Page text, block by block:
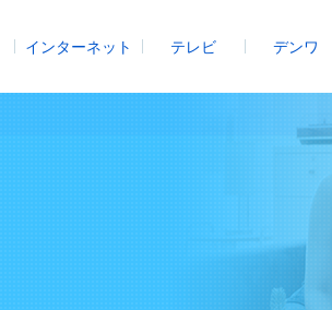
インターネット テレビ デンワ